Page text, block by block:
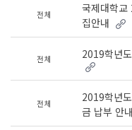
전체
국제대학
집안내
전체 2019학년
전체
2019학년
금 납부 안내